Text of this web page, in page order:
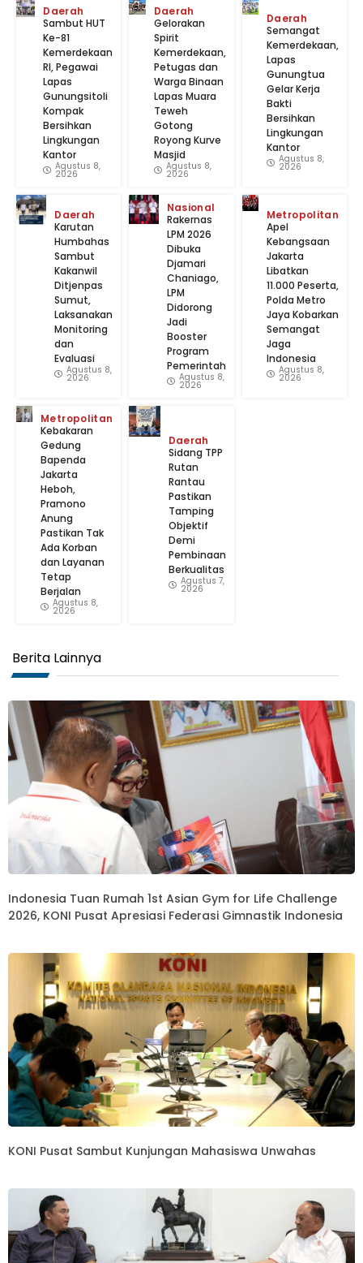
Daerah
Sambut HUT
Ke-81
Kemerdekaan
RI, Pegawai
Lapas
Gunungsitoli
Kompak
Bersihkan
Lingkungan
Kantor
Agustus 8,
2026
Daerah
Gelorakan
Spirit
Kemerdekaan,
Petugas dan
Warga Binaan
Lapas Muara
Teweh
Gotong
Royong Kurve
Masjid
Agustus 8,
2026
Daerah
Semangat
Kemerdekaan,
Lapas
Gunungtua
Gelar Kerja
Bakti
Bersihkan
Lingkungan
Kantor
Agustus 8,
2026
Daerah
Karutan
Humbahas
Sambut
Kakanwil
Ditjenpas
Sumut,
Laksanakan
Monitoring
dan
Evaluasi
Agustus 8,
2026
Nasional
Rakernas
LPM 2026
Dibuka
Djamari
Chaniago,
LPM
Didorong
Jadi
Booster
Program
Pemerintah
Agustus 8,
2026
Metropolitan
Apel
Kebangsaan
Jakarta
Libatkan
11.000 Peserta,
Polda Metro
Jaya Kobarkan
Semangat
Jaga
Indonesia
Agustus 8,
2026
Metropolitan
Kebakaran
Gedung
Bapenda
Jakarta
Heboh,
Pramono
Anung
Pastikan Tak
Ada Korban
dan Layanan
Tetap
Berjalan
Agustus 8,
2026
Daerah
Sidang TPP
Rutan
Rantau
Pastikan
Tamping
Objektif
Demi
Pembinaan
Berkualitas
Agustus 7,
2026
Berita Lainnya
Indonesia Tuan Rumah 1st Asian Gym for Life Challenge
2026, KONI Pusat Apresiasi Federasi Gimnastik Indonesia
KONI Pusat Sambut Kunjungan Mahasiswa Unwahas